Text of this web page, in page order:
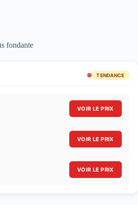
fondante
TENDANCE
VOIR LE PRIX
VOIR LE PRIX
VOIR LE PRIX